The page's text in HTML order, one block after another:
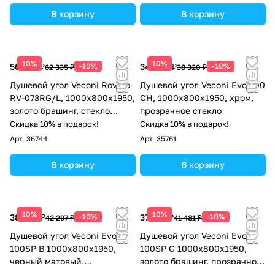
В корзину В корзину
10%
56 102 ₽62 335 ₽ -10%
Душевой угол Veconi Rovigo
RV-073RG/L, 1000х800х1950,
золото брашинг, стекло
дождь
Скидка 10% в подарок!
Арт. 36744
В корзину
10%
34 488 ₽38 320 ₽ -10%
Душевой угол Veconi Evo 300
CH, 1000х800x1950, хром,
прозрачное стекло
Скидка 10% в подарок!
Арт. 35761
В корзину
10%
38 067 ₽42 297 ₽ -10%
Душевой угол Veconi Evo
100SP B 1000х800x1950,
черный матовый,
10%
37 333 ₽41 481 ₽ -10%
Душевой угол Veconi Evo
100SP G 1000х800x1950,
золото брашинг, прозрачное